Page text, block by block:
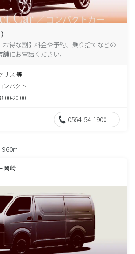
お得な割引料金や予約、乗り捨てなどの
にお電話ください。
リス 等
ンパクト
20:00
0564-54-1900
960m
岡崎